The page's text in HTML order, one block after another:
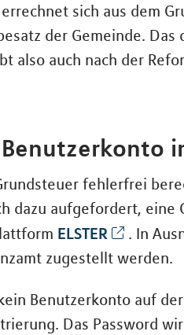
sich aus dem
der Gemeinde.
also auch nach der
fehlerfrei
dazu aufgefordert,
ELSTER
. In
zugestellt werden.
Benutzerkonto auf
Das Password